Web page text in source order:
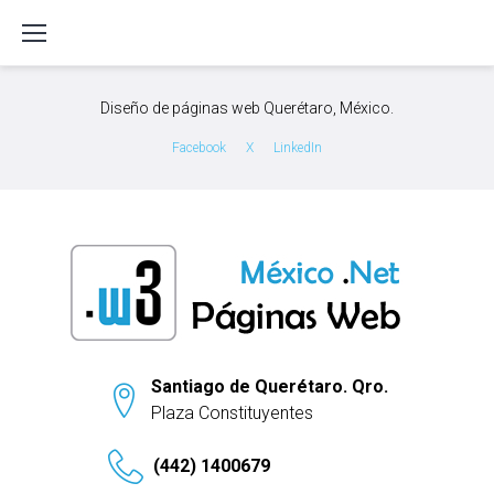
i
Diseño de páginas web Querétaro, México.
Facebook X LinkedIn
Santiago de Querétaro. Qro.
Plaza Constituyentes
(442) 1400679